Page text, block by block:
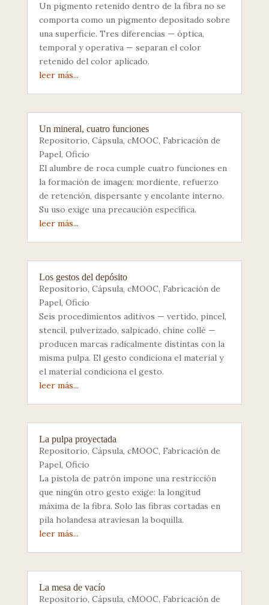
Un pigmento retenido dentro de la fibra no se
comporta como un pigmento depositado sobre
una superficie. Tres diferencias — óptica,
temporal y operativa — separan el color
retenido del color aplicado.
leer más...
Un mineral, cuatro funciones
Repositorio, Cápsula, cMOOC, Fabricación de
Papel, Oficio
El alumbre de roca cumple cuatro funciones en
la formación de imagen: mordiente, refuerzo
de retención, dispersante y encolante interno.
Su uso exige una precaución específica.
leer más...
Los gestos del depósito
Repositorio, Cápsula, cMOOC, Fabricación de
Papel, Oficio
Seis procedimientos aditivos — vertido, pincel,
stencil, pulverizado, salpicado, chine collé —
producen marcas radicalmente distintas con la
misma pulpa. El gesto condiciona el material y
el material condiciona el gesto.
leer más...
La pulpa proyectada
Repositorio, Cápsula, cMOOC, Fabricación de
Papel, Oficio
La pistola de patrón impone una restricción
que ningún otro gesto exige: la longitud
máxima de la fibra. Solo las fibras cortadas en
pila holandesa atraviesan la boquilla.
leer más...
La mesa de vacío
Repositorio, Cápsula, cMOOC, Fabricación de